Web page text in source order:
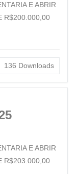
E ABRIR
R$200.000,00
136 Downloads
E ABRIR
R$203.000,00